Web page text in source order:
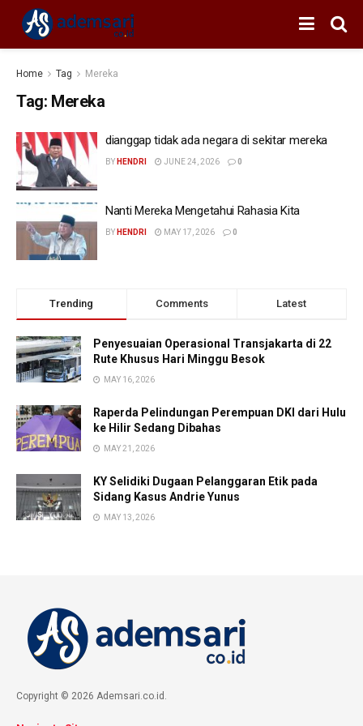
Home Tag Mereka
Tag: Mereka
dianggap tidak ada negara di sekitar mereka
BY HENDRI JUNE 24, 2026 0
Nanti Mereka Mengetahui Rahasia Kita
BY HENDRI MAY 17, 2026 0
Trending Comments Latest
Penyesuaian Operasional Transjakarta di 22
Rute Khusus Hari Minggu Besok
MAY 16, 2026
Raperda Pelindungan Perempuan DKI dari Hulu
ke Hilir Sedang Dibahas
MAY 21, 2026
KY Selidiki Dugaan Pelanggaran Etik pada
Sidang Kasus Andrie Yunus
MAY 13, 2026
Copyright © 2026 Ademsari.co.id.